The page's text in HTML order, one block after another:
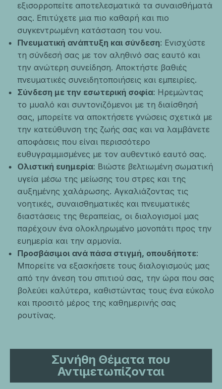
εξισορροπείτε αποτελεσματικά τα συναισθήματά
σας. Επιτύχετε μια πιο καθαρή και πιο
συγκεντρωμένη κατάσταση του νου.
Πνευματική ανάπτυξη και σύνδεση: Ενισχύστε
τη σύνδεσή σας με τον αληθινό σας εαυτό και
την ανώτερη συνείδηση. Αποκτήστε βαθιές
πνευματικές συνειδητοποιήσεις και εμπειρίες.
Σύνδεση με την εσωτερική σοφία: Ηρεμώντας
το μυαλό και συντονιζόμενοι με τη διαίσθησή
σας, μπορείτε να αποκτήσετε γνώσεις σχετικά με
την κατεύθυνση της ζωής σας και να λαμβάνετε
αποφάσεις που είναι περισσότερο
ευθυγραμμισμένες με τον αυθεντικό εαυτό σας.
Ολιστική ευημερία: Βιώστε βελτιωμένη σωματική
υγεία μέσω της μείωσης του στρες και της
αυξημένης χαλάρωσης. Αγκαλιάζοντας τις
νοητικές, συναισθηματικές και πνευματικές
διαστάσεις της θεραπείας, οι διαλογισμοί μας
παρέχουν ένα ολοκληρωμένο μονοπάτι προς την
ευημερία και την αρμονία.
Προσβάσιμοι ανά πάσα στιγμή, οπουδήποτε:
Μπορείτε να εξασκήσετε τους διαλογισμούς μας
από την άνεση του σπιτιού σας, την ώρα που σας
βολεύει καλύτερα, καθιστώντας τους ένα εύκολο
και προσιτό μέρος της καθημερινής σας
ρουτίνας.
Συνήθη Θέματα που
Αντιμετωπίζονται